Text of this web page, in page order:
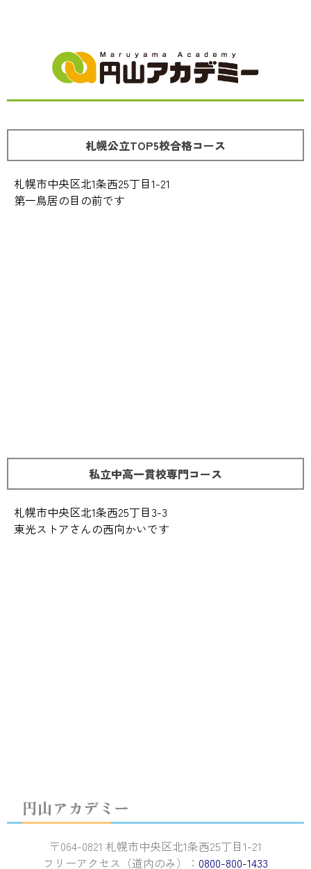
札幌公立TOP5校合格コース
札幌市中央区北1条西25丁目1-21
第一鳥居の目の前です
私立中高一貫校専門コース
札幌市中央区北1条西25丁目3-3
東光ストアさんの西向かいです
円山アカデミー
〒064-0821 札幌市中央区北1条西25丁目1-21
フリーアクセス（道内のみ）： 0800-800-1433